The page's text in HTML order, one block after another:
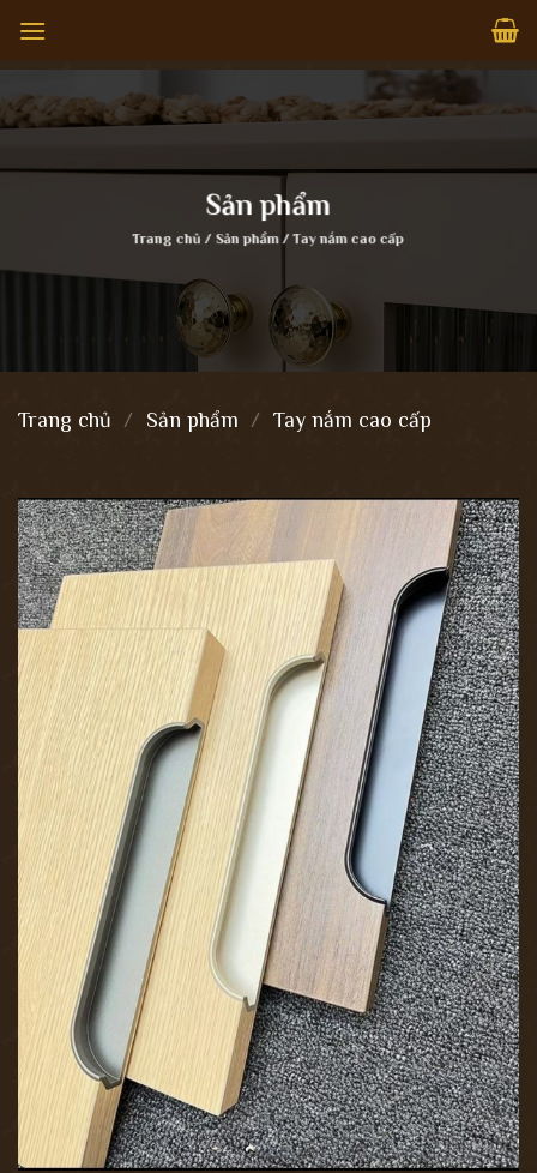
qua
nội
dung
Sản phẩm
Trang chủ / Sản phẩm / Tay nắm cao cấp
Trang chủ / Sản phẩm / Tay nắm cao cấp